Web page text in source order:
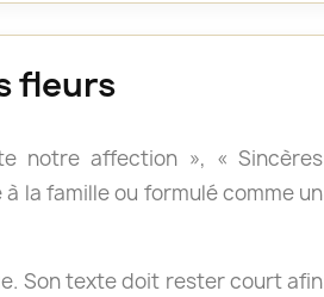
fleurs
notre affection », « Sincères
la famille ou formulé comme un
Son texte doit rester court afin